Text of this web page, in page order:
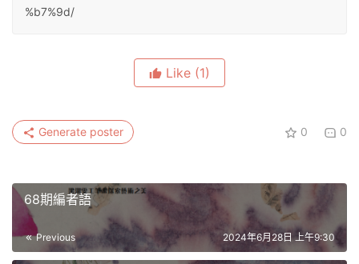
%b7%9d/
Like (1)
0 0
Generate poster
68期編者語
Previous 2024年6月28日 上午9:30